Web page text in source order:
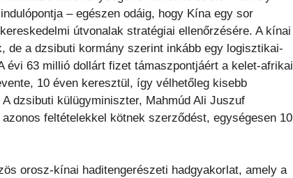
– egészen odáig, hogy Kína egy sor
útvonalak stratégiai ellenőrzésére. A kínai
de a dzsibuti kormány szerint inkább egy logisztikai-
évi 63 millió dollárt fizet támaszpontjáért a kelet-afrikai
10 éven keresztül, így vélhetőleg kisebb
dzsibuti külügyminiszter, Mahmúd Ali Juszuf
feltételekkel kötnek szerződést, egységesen 10
orosz-kínai haditengerészeti hadgyakorlat, amely a